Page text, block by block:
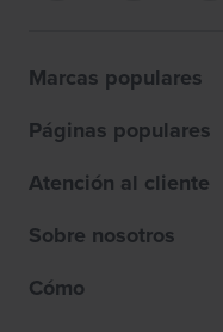
Marcas populares
Páginas populares
Atención al cliente
Sobre nosotros
Cómo